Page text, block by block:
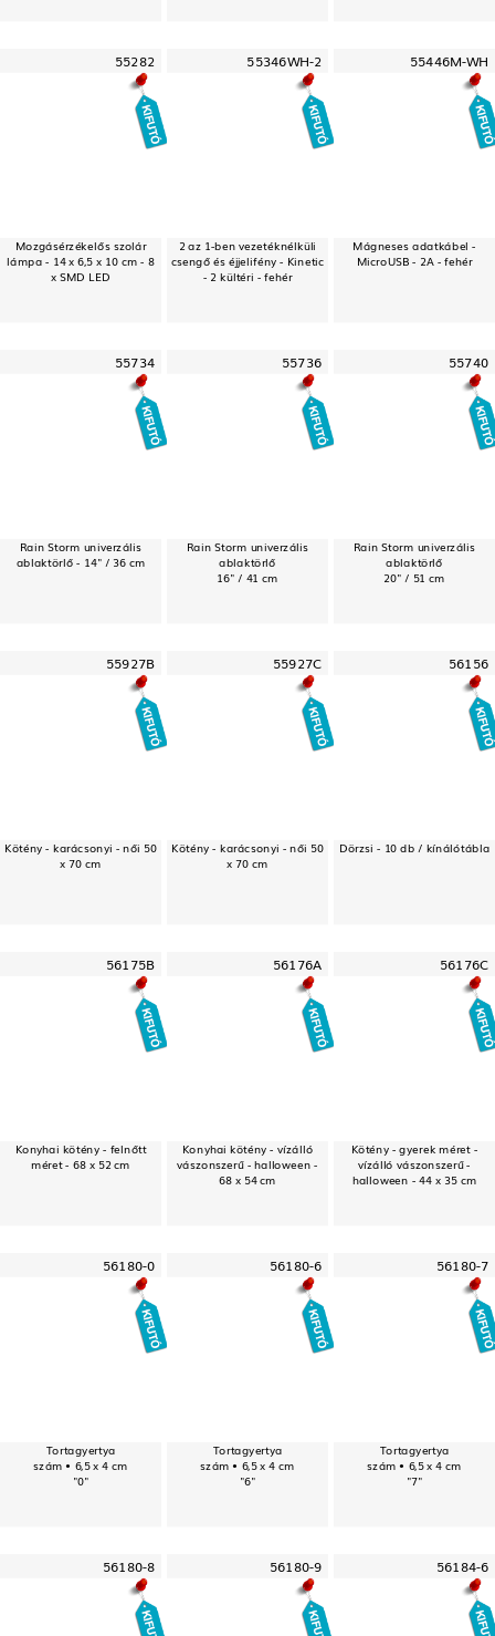
55282
Mozgásérzékelős szolár
lámpa - 14 x 6,5 x 10 cm - 8
x SMD LED
55346WH-2
2 az 1-ben vezetéknélküli
csengő és éjjelifény - Kinetic
- 2 kültéri - fehér
55446M-WH
Mágneses adatkábel -
MicroUSB - 2A - fehér
55734
Rain Storm univerzális
ablaktörlő - 14" / 36 cm
55736
Rain Storm univerzális
ablaktörlő
16" / 41 cm
55740
Rain Storm univerzális
ablaktörlő
20" / 51 cm
55927B
Kötény - karácsonyi - női 50
x 70 cm
55927C
Kötény - karácsonyi - női 50
x 70 cm
56156
Dörzsi - 10 db / kínálótábla
56175B
Konyhai kötény - felnőtt
méret - 68 x 52 cm
56176A
Konyhai kötény - vízálló
vászonszerű - halloween -
68 x 54 cm
56176C
Kötény - gyerek méret -
vízálló vászonszerű -
halloween - 44 x 35 cm
56180-0
Tortagyertya
szám • 6,5 x 4 cm
"0"
56180-6
Tortagyertya
szám • 6,5 x 4 cm
"6"
56180-7
Tortagyertya
szám • 6,5 x 4 cm
"7"
56180-8 56180-9 56184-6